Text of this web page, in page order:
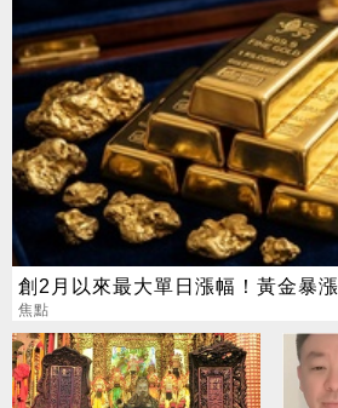
創2月以來最大單日漲幅！黃金暴
焦點